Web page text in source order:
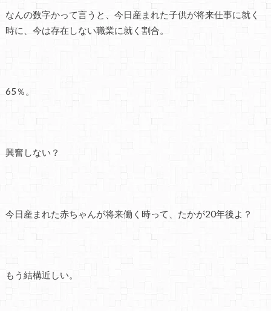
なんの数字かって言うと、今日産まれた子供が将来仕事に就く
時に、今は存在しない職業に就く割合。
65％。
興奮しない？
今日産まれた赤ちゃんが将来働く時って、たかが20年後よ？
もう結構近しい。